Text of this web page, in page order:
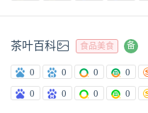
茶叶百科 食品美食 备
0 0 0 0
0
0 0 0